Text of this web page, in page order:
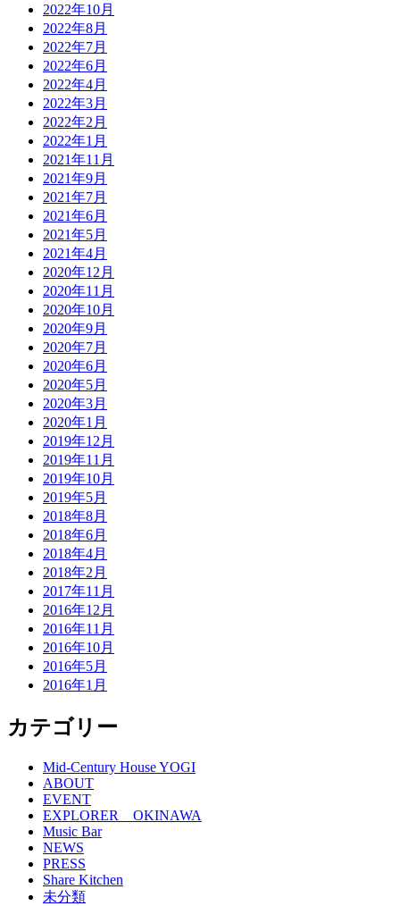
2022年10月
2022年8月
2022年7月
2022年6月
2022年4月
2022年3月
2022年2月
2022年1月
2021年11月
2021年9月
2021年7月
2021年6月
2021年5月
2021年4月
2020年12月
2020年11月
2020年10月
2020年9月
2020年7月
2020年6月
2020年5月
2020年3月
2020年1月
2019年12月
2019年11月
2019年10月
2019年5月
2018年8月
2018年6月
2018年4月
2018年2月
2017年11月
2016年12月
2016年11月
2016年10月
2016年5月
2016年1月
カテゴリー
Mid-Century House YOGI
ABOUT
EVENT
EXPLORER OKINAWA
Music Bar
NEWS
PRESS
Share Kitchen
未分類